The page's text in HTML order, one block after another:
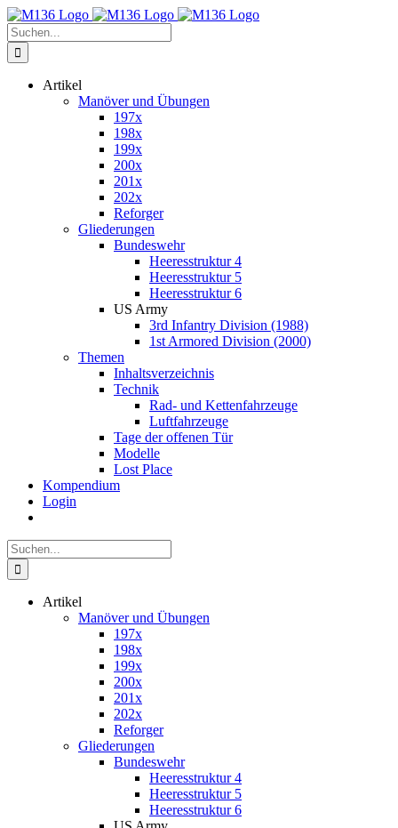
Zum
Inhalt
springen
Suche
nach:
Artikel
Manöver und Übungen
197x
198x
199x
200x
201x
202x
Reforger
Gliederungen
Bundeswehr
Heeresstruktur 4
Heeresstruktur 5
Heeresstruktur 6
US Army
3rd Infantry Division (1988)
1st Armored Division (2000)
Themen
Inhaltsverzeichnis
Technik
Rad- und Kettenfahrzeuge
Luftfahrzeuge
Tage der offenen Tür
Modelle
Lost Place
Kompendium
Login
Suche
nach:
Artikel
Manöver und Übungen
197x
198x
199x
200x
201x
202x
Reforger
Gliederungen
Bundeswehr
Heeresstruktur 4
Heeresstruktur 5
Heeresstruktur 6